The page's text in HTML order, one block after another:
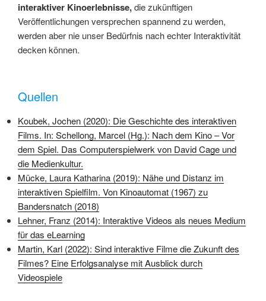
interaktiver Kinoerlebnisse,die zukünftigen
Veröffentlichungen versprechen spannend zu werden,
werden aber nie unser Bedürfnis nach echter Interaktivität
decken können.
Quellen
Koubek, Jochen (2020): Die Geschichte des interaktiven
Films. In: Schellong, Marcel (Hg.): Nach dem Kino – Vor
dem Spiel. Das Computerspielwerk von David Cage und
die Medienkultur.
Mücke, Laura Katharina (2019): Nähe und Distanz im
interaktiven Spielfilm. Von Kinoautomat (1967) zu
Bandersnatch (2018)
Lehner, Franz (2014): Interaktive Videos als neues Medium
für das eLearning
Martin, Karl (2022): Sind interaktive Filme die Zukunft des
Filmes? Eine Erfolgsanalyse mit Ausblick durch
Videospiele